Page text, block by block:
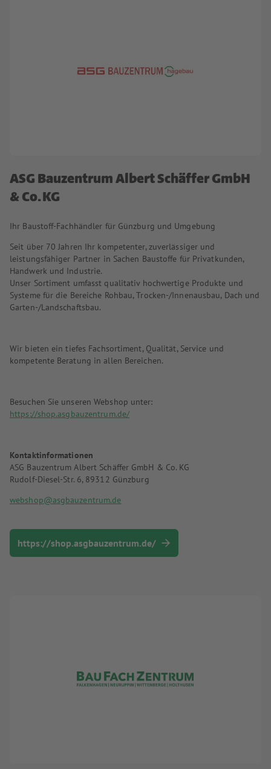
ASG Bauzentrum Albert Schäffer GmbH
& Co. KG
Ihr Baustoff-Fachhändler für Günzburg und Umgebung
Seit über 70 Jahren Ihr kompetenter, zuverlässiger und
leistungsfähiger Partner in Sachen Baustoffe für Privatkunden,
Handwerk und Industrie.
Unser Sortiment umfasst qualitativ hochwertige Produkte und
Systeme für die Bereiche Rohbau, Trocken-/Innenausbau, Dach und
Garten-/Landschaftsbau.
Wir bieten ein tiefes Fachsortiment, Qualität, Service und
kompetente Beratung in allen Bereichen.
Besuchen Sie unseren Webshop unter:
https://shop.asgbauzentrum.de/
Kontaktinformationen
ASG Bauzentrum Albert Schäffer GmbH & Co. KG
Rudolf-Diesel-Str. 6, 89312 Günzburg
webshop@asgbauzentrum.de
https://shop.asgbauzentrum.de/